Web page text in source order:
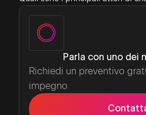
Parla con uno dei
Richiedi un preventivo
impegno